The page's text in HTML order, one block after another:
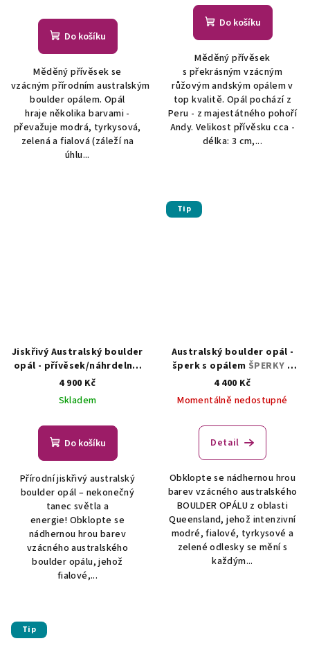
Do košíku
Měděný přívěsek se
vzácným přírodním australským
boulder opálem. Opál
hraje několika barvami -
převažuje modrá, tyrkysová,
zelená a fialová (záleží na
úhlu...
Do košíku
Měděný přívěsek
s překrásným vzácným
růžovým andským opálem v
top kvalitě. Opál pochází z
Peru - z majestátného pohoří
Andy. Velikost přívěsku cca -
délka: 3 cm,...
Jiskřivý Australský boulder
opál - přívěsek/náhrdelník
ŠPERKY S PŘÍRODNÍMI
KRYSTALY
4 900 Kč
Skladem
Do košíku
Přírodní jiskřivý australský
boulder opál – nekonečný
tanec světla a
energie! Obklopte se
nádhernou hrou barev
vzácného australského
boulder opálu, jehož
fialové,...
Tip
Australský boulder opál -
šperk s opálem ŠPERKY S
PŘÍRODNÍMI KRYSTALY
4 400 Kč
Momentálně nedostupné
Detail
Obklopte se nádhernou hrou
barev vzácného australského
BOULDER OPÁLU z oblasti
Queensland, jehož intenzivní
modré, fialové, tyrkysové a
zelené odlesky se mění s
každým...
Tip